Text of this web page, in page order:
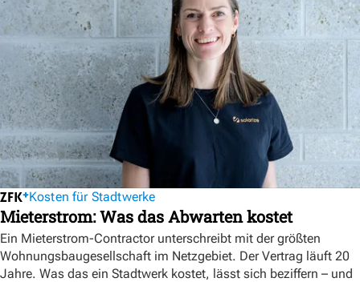
Kosten für Stadtwerke
Mieterstrom: Was das Abwarten kostet
Ein Mieterstrom-Contractor unterschreibt mit der größten
Wohnungsbaugesellschaft im Netzgebiet. Der Vertrag läuft 20
Jahre. Was das ein Stadtwerk kostet, lässt sich beziffern – und